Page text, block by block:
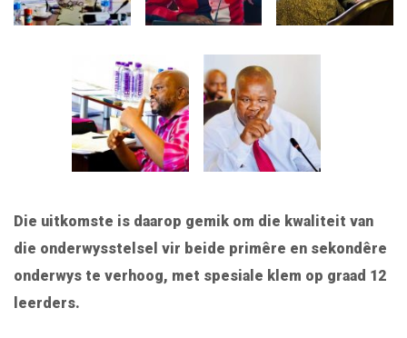
Die uitkomste is daarop gemik om die kwaliteit van
die onderwysstelsel vir beide primêre en sekondêre
onderwys te verhoog, met spesiale klem op graad 12
leerders.